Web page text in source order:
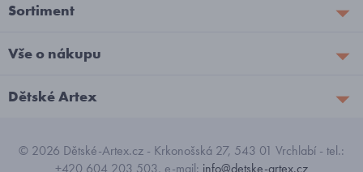
Sortiment
Vše o nákupu
Dětské Artex
© 2026 Dětské-Artex.cz - Krkonošská 27, 543 01 Vrchlabí - tel.:
+420 604 203 503, e-mail: info@detske-artex.cz